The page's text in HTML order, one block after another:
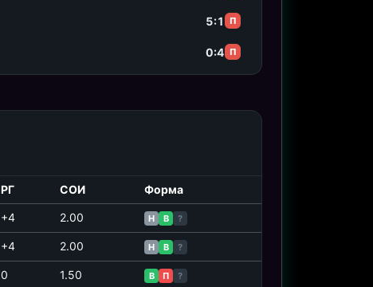
5:1 П
0:4 П
РГ СОИ Форма
+4 2.00 Н В ?
+4 2.00 Н В ?
0 1.50 В П ?